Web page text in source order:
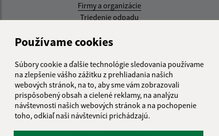
Používame cookies
Súbory cookie a ďalšie technológie sledovania používame
na zlepšenie vášho zážitku z prehliadania našich
webových stránok, na to, aby sme vám zobrazovali
prispôsobený obsah a cielené reklamy, na analýzu
návštevnosti našich webových stránok a na pochopenie
toho, odkiaľ naši návštevníci prichádzajú.
Firmy a organizácie
Triedenie odpadu
Aktualizované:
RSS
Správca obsahu:
Správca obsahu je Obec Kysak.
Vytvorené v súlade sJednotným dizajn manuálom
elektronických služieb.